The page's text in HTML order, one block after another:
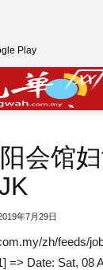
会馆
年7月29日
zh/feeds/
=> Date: Sat, 08
Play